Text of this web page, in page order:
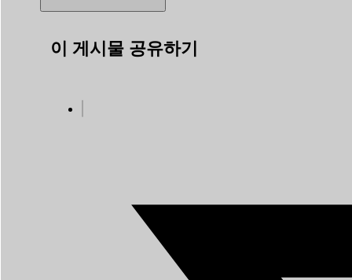
이 게시물 공유하기